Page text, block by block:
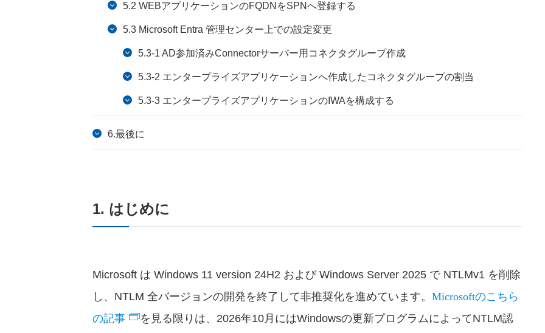
5.2 WEBアプリケーションのFQDNをSPNへ登録する
5.3 Microsoft Entra 管理センター上での設定変更
5.3-1 AD参加済みConnectorサーバー用コネクタグループ作成
5.3-2 エンタープライズアプリケーションへ作成したコネクタグループの割当
5.3-3 エンタープライズアプリケーションのIWAを構成する
6.最後に
1. はじめに
Microsoft は Windows 11 version 24H2 および Windows Server 2025 で NTLMv1 を削除
し、NTLM 全バージョンの開発を終了して非推奨化を進めています。 Microsoftのこちら
の記事
を見る限りは、2026年10月にはWindowsの更新プログラムによってNTLM認